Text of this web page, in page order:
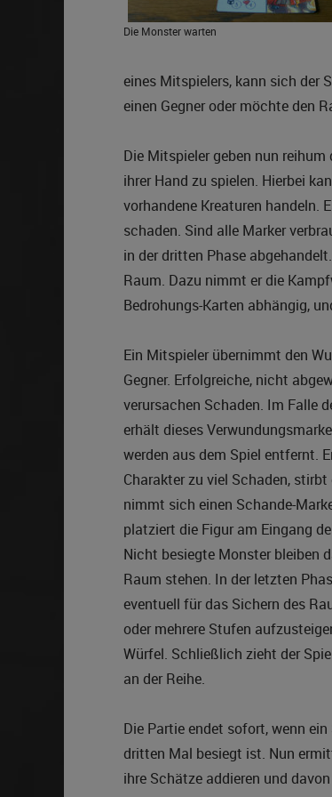
Die Monster warten
eines Mitspielers, kann sich der
einen Gegner oder möchte den
Die Mitspieler geben nun
ihrer Hand zu spielen. Hierbei
vorhandene Kreaturen handeln.
schaden. Sind alle Marker
in der dritten Phase
Raum. Dazu nimmt er die
Bedrohungs-Karten abhängig,
Ein Mitspieler übernimmt den
Gegner. Erfolgreiche, nicht
verursachen Schaden. Im Falle
erhält dieses
werden aus dem Spiel entfernt.
Charakter zu viel Schaden, stirbt
nimmt sich einen Schande-
platziert die Figur am Eingang
Nicht besiegte Monster bleiben
Raum stehen. In der letzten
eventuell für das Sichern des
oder mehrere Stufen
Würfel. Schließlich zieht der
an der Reihe.
Die Partie endet sofort, wenn
dritten Mal besiegt ist. Nun
ihre Schätze addieren und